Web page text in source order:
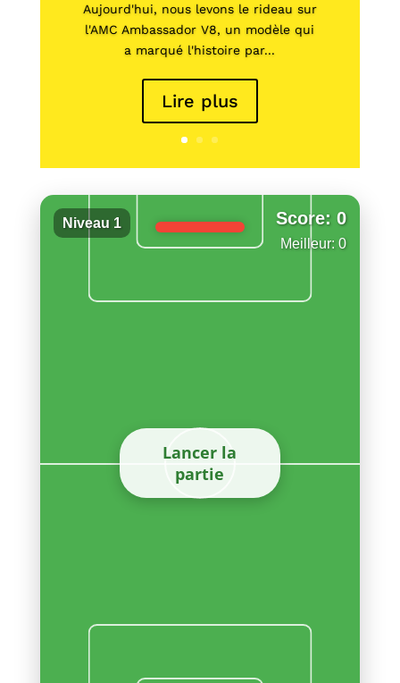
Aujourd'hui, nous levons le rideau sur
l'AMC Ambassador V8, un modèle qui
a marqué l'histoire par...
Lire plus
Niveau 1 Score: 0
Meilleur: 0
Lancer la
partie